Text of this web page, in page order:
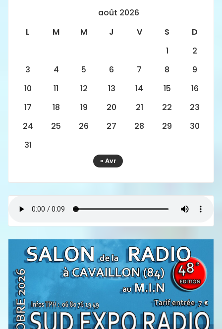
août 2026
L
M M J V S
D
1
2
3
4 5 6 7 8
9
10
11 12 13 14 15
16
17
18 19 20 21 22
23
24
25 26 27 28 29
30
31
« Avr